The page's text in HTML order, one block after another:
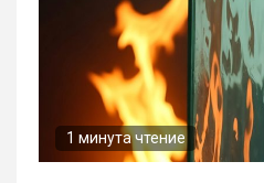
1 минута чтение